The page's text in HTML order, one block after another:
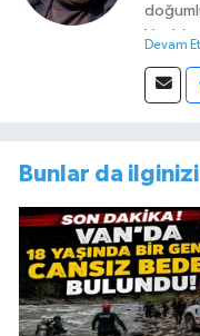
Van’da
görevi
tercih
Devam Et
Bunlar da